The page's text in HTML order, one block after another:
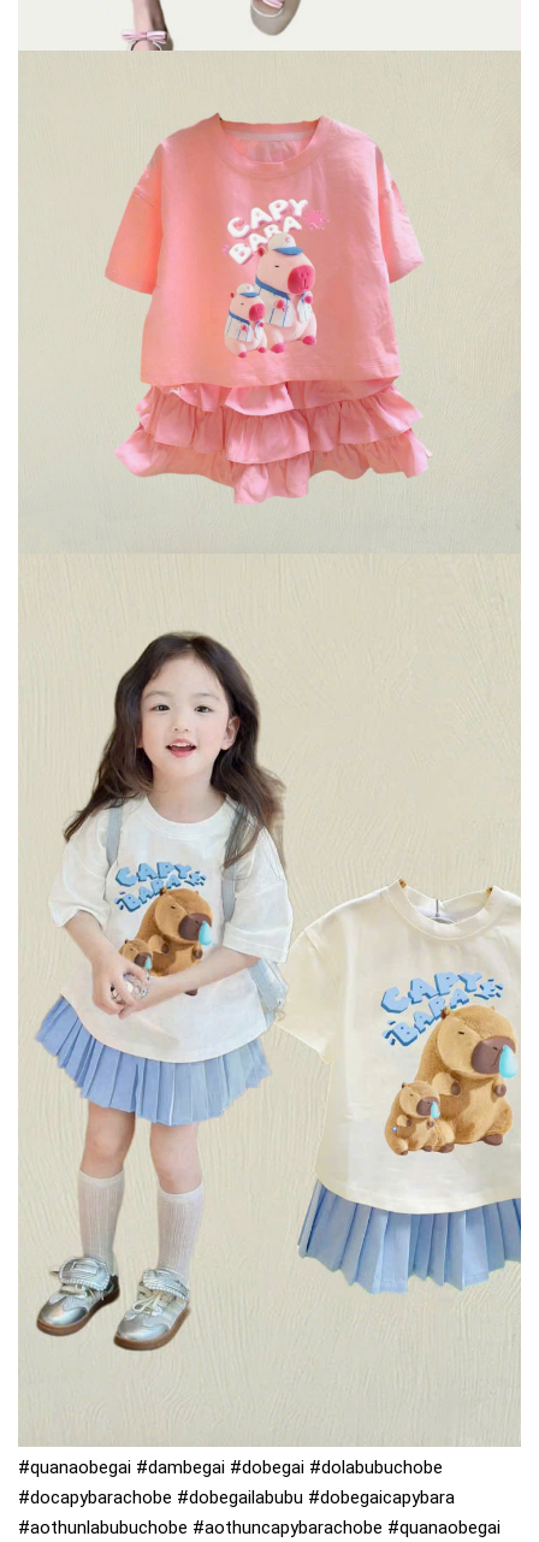
#quanaobegai #dambegai #dobegai #dolabubuchobe
#docapybarachobe #dobegailabubu #dobegaicapybara
#aothunlabubuchobe #aothuncapybarachobe #quanaobegai